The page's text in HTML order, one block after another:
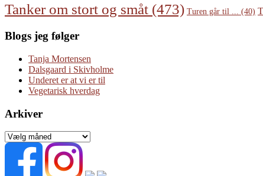
Tanker om stort og småt (473) Turen går til ... (40)
Blogs jeg følger
Tanja Mortensen
Dalsgaard i Skivholme
Underet er at vi er til
Vegetarisk hverdag
Arkiver
Arkiver